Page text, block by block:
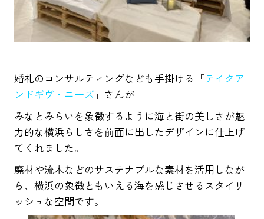
婚礼のコンサルティングなども手掛ける「テイクア
ンドギヴ・ニーズ」さんが
みなとみらいを象徴するように海と街の美しさが魅
力的な横浜らしさを前面に出したデザインに仕上げ
てくれました。
廃材や流木などのサステナブルな素材を活用しなが
ら、横浜の象徴ともいえる海を感じさせるスタイリ
ッシュな空間です。